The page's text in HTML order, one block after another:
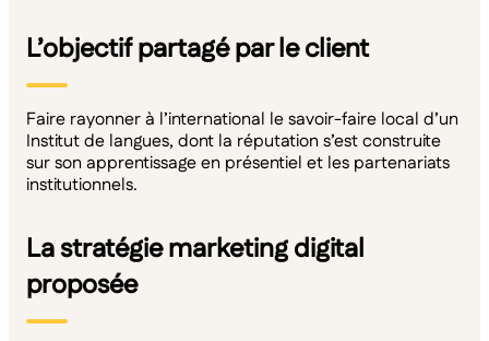
L’objectif partagé par le client
Faire rayonner à l’international le savoir-faire local d’un
Institut de langues, dont la réputation s’est construite
sur son apprentissage en présentiel et les partenariats
institutionnels.
La stratégie marketing digital
proposée